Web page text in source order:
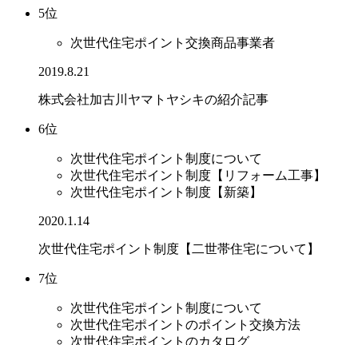
5位
次世代住宅ポイント交換商品事業者
2019.8.21
株式会社加古川ヤマトヤシキの紹介記事
6位
次世代住宅ポイント制度について
次世代住宅ポイント制度【リフォーム工事】
次世代住宅ポイント制度【新築】
2020.1.14
次世代住宅ポイント制度【二世帯住宅について】
7位
次世代住宅ポイント制度について
次世代住宅ポイントのポイント交換方法
次世代住宅ポイントのカタログ